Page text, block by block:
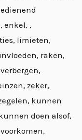
enkel, ,
limieten,
raken,
zeker,
kunnen
doen alsof,